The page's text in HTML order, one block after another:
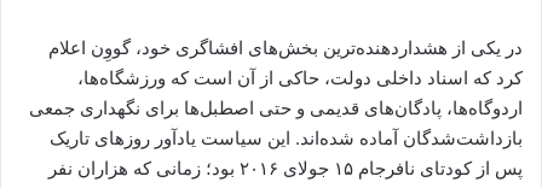
در یکی از هشداردهنده‌ترین بخش‌های افشاگری خود، گووِن اعلام
کرد که اسناد داخلی دولت، حاکی از آن است که ورزشگاه‌ها،
اردوگاه‌ها، پادگان‌های قدیمی و حتی اصطبل‌ها برای نگهداری جمعی
بازداشت‌شدگان آماده شده‌اند. این سیاست یادآور روزهای تاریک
پس از کودتای نافرجام ۱۵ جولای ۲۰۱۶ بود؛ زمانی که هزاران نفر